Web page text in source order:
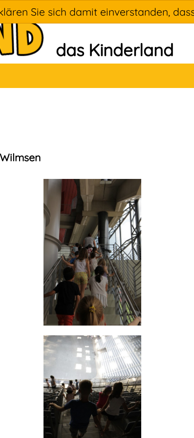
Sie sich damit einverstanden,
das Kinderland